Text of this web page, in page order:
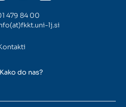
479 84 00
lj.si
Kako do nas?